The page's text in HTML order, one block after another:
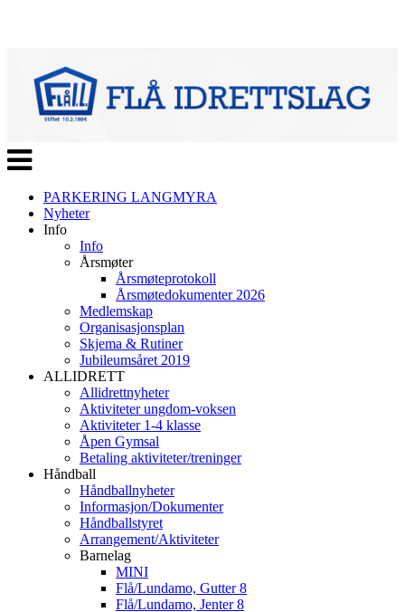
Veksle
navigasjon
PARKERING LANGMYRA
Nyheter
Info
Info
Årsmøter
Årsmøteprotokoll
Årsmøtedokumenter 2026
Medlemskap
Organisasjonsplan
Skjema & Rutiner
Jubileumsåret 2019
ALLIDRETT
Allidrettnyheter
Aktiviteter ungdom-voksen
Aktiviteter 1-4 klasse
Åpen Gymsal
Betaling aktiviteter/treninger
Håndball
Håndballnyheter
Informasjon/Dokumenter
Håndballstyret
Arrangement/Aktiviteter
Barnelag
MINI
Flå/Lundamo, Gutter 8
Flå/Lundamo, Jenter 8